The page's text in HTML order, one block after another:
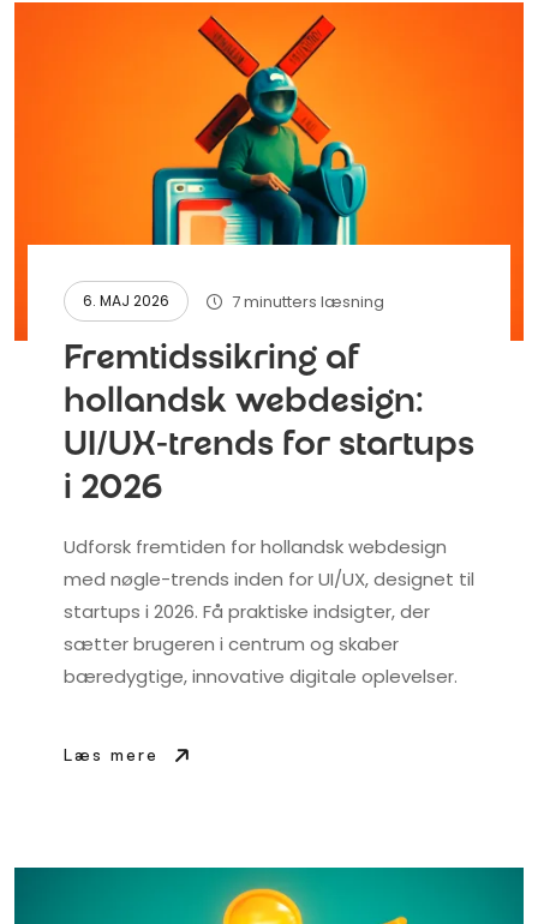
6. MAJ 2026 7 minutters læsning
Fremtidssikring af
hollandsk webdesign:
UI/UX-trends for startups
i 2026
Udforsk fremtiden for hollandsk webdesign
med nøgle-trends inden for UI/UX, designet til
startups i 2026. Få praktiske indsigter, der
sætter brugeren i centrum og skaber
bæredygtige, innovative digitale oplevelser.
Læs mere